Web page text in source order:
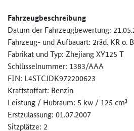
Fahrzeugbeschreibung
Datum der Fahrzeugbewertung:
Fahrzeug- und Aufbauart: 2räd. KR o.
Fabrikat und Typ: Zhejiang XY125 T
Schlüsselnummer: 1383/AAA
FIN: L4STCJDK972200623
Kraftstoffart: Benzin
Leistung / Hubraum: 5 kw / 125 cm³
Erstzulassung: 01.07.2007
Sitzplätze: 2